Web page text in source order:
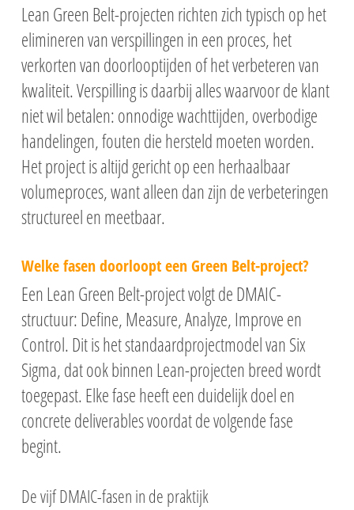
Lean Green Belt-projecten richten zich typisch op het
elimineren van verspillingen in een proces, het
verkorten van doorlooptijden of het verbeteren van
kwaliteit. Verspilling is daarbij alles waarvoor de klant
niet wil betalen: onnodige wachttijden, overbodige
handelingen, fouten die hersteld moeten worden.
Het project is altijd gericht op een herhaalbaar
volumeproces, want alleen dan zijn de verbeteringen
structureel en meetbaar.
Welke fasen doorloopt een Green Belt-project?
Een Lean Green Belt-project volgt de DMAIC-
structuur: Define, Measure, Analyze, Improve en
Control. Dit is het standaardprojectmodel van Six
Sigma, dat ook binnen Lean-projecten breed wordt
toegepast. Elke fase heeft een duidelijk doel en
concrete deliverables voordat de volgende fase
begint.
De vijf DMAIC-fasen in de praktijk